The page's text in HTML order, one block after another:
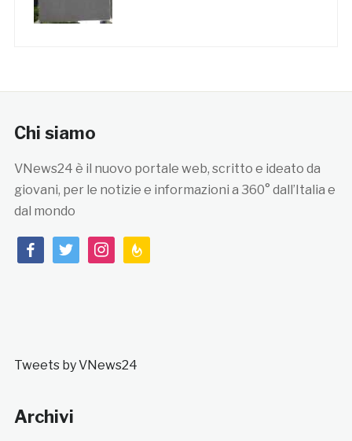
Chi siamo
VNews24 è il nuovo portale web, scritto e ideato da
giovani, per le notizie e informazioni a 360° dall’Italia e
dal mondo
facebooktwitterinstagramfeedburner
Tweets by VNews24
Archivi